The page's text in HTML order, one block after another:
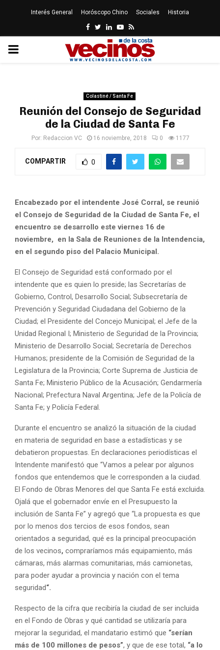
Interés General Horóscopo Chino Sociales Historia
Facebook
Twitter
LinkedinYoutube
Rss
PRIMARY
Colastiné / Santa Fe
Reunión del Consejo de Seguridad
de la Ciudad de Santa Fe
Por: Redaccion VC 16 noviembre, 2018 0 1177
COMPARTIR 0
Encabezado por el intendente José Corral, se reunió
el Consejo de Seguridad de la Ciudad de Santa Fe, el
encuentro se desarrollo este viernes 16 de
noviembre, en la Sala de Reuniones de la Intendencia,
en el segundo piso del Palacio Municipal.
El Consejo de Seguridad está conformado por el
intendente que es quien lo preside; las Secretarías de
Gobierno, Control, Desarrollo Social; Subsecretaría de
Prevención y Seguridad Ciudadana del Gobierno de la
Ciudad; el Presidente del Concejo Municipal; el Jefe de la
Unidad Regional I; Ministerio de Seguridad de la Provincia;
Ministerio de Desarrollo Social; Secretaría de Derechos
Humanos; presidente de la Comisión de Seguridad de la
Legislatura de la Provincia; Corte Suprema de Justicia de
Santa Fe; Ministerio Público de la Acusación; Gendarmería
Nacional; Prefectura Naval Argentina; Jefe de la Policía de
Santa Fe; y Policía Federal.
Durante el encuentro se analizó la situación de la ciudad
en materia de seguridad en base a estadísticas y se
debatieron propuestas. En declaraciones periodísticas el
Intendente manifestó que “Vamos a pelear por algunos
fondos que entendemos que le corresponden a la ciudad.
El Fondo de Obras Menores del que Santa Fe está excluida.
Ojalá que el gobernador envíe en el Presupuesto la
inclusión de Santa Fe” y agregó que “La propuesta es que
por lo menos dos tercios de esos fondos, sean
orientados a seguridad, qué es la principal preocupación
de los vecinos, compraríamos más equipamiento, más
cámaras, más alarmas comunitarias, más camionetas,
para poder ayudar a provincia y nación con el tema
seguridad“.
Respecto de la cifra que recibiría la ciudad de ser incluida
en el Fondo de Obras y qué cantidad se utilizaría para
mejorar la seguridad, el mandatario estimó que “serían
más de 100 millones de pesos”, y que de ese total, “a lo